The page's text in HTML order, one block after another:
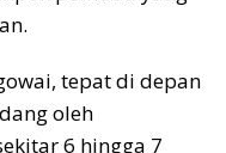
tepat di depan
oleh
6 hingga 7